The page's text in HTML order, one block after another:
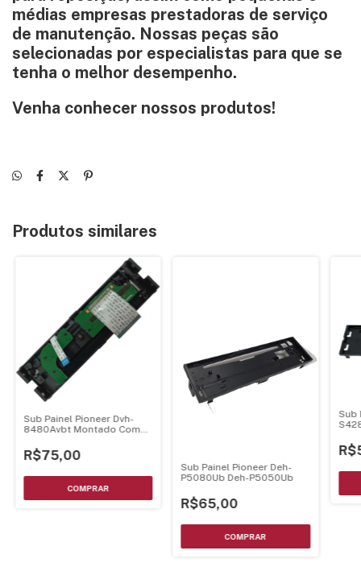
médias empresas prestadoras de serviço
de manutenção. Nossas peças são
selecionadas por especialistas para que se
tenha o melhor desempenho.
Venha conhecer nossos produtos!
Produtos similares
Sub Painel Pioneer Dvh-
8480Avbt Montado Com
Cxe5349
R$75,00
Sub Painel Pioneer Deh-
P5080Ub Deh-P5050Ub
R$65,00
Sub